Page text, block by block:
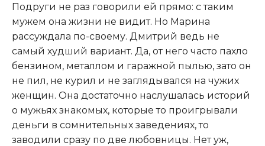
Подруги не раз говорили ей прямо: с таким
мужем она жизни не видит. Но Марина
рассуждала по-своему. Дмитрий ведь не
самый худший вариант. Да, от него часто пахло
бензином, металлом и гаражной пылью, зато он
не пил, не курил и не заглядывался на чужих
женщин. Она достаточно наслушалась историй
о мужьях знакомых, которые то проигрывали
деньги в сомнительных заведениях, то
заводили сразу по две любовницы. Нет уж,